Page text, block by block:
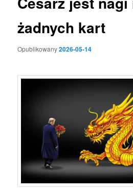
żadnych kart
Opublikowany2026-05-14